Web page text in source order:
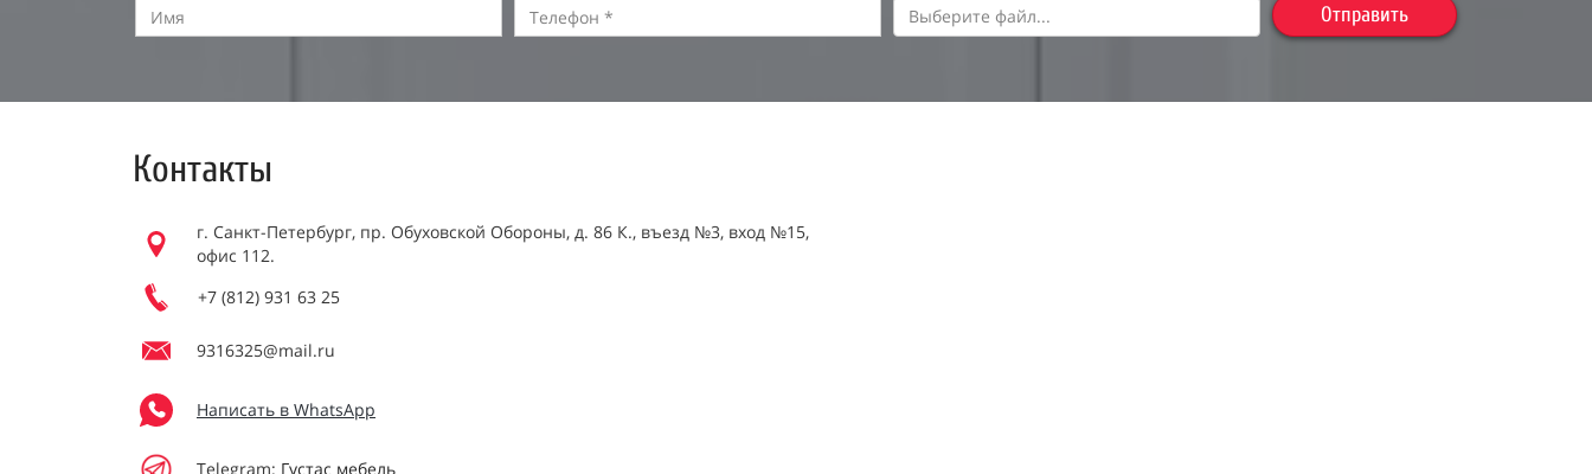
Выберите файл... Отправить
Контакты
г. Санкт-Петербург, пр. Обуховской Обороны, д. 86 К., въезд №3, вход №15,
офис 112.
+7 (812) 931 63 25
9316325@mail.ru
Написать в WhatsApp
Telegram: Густас мебель